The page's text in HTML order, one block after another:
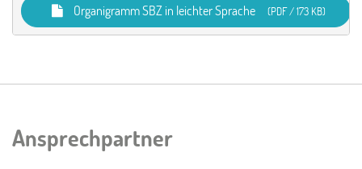
Organigramm SBZ in leichter Sprache (PDF / 173 KB)
Ansprechpartner